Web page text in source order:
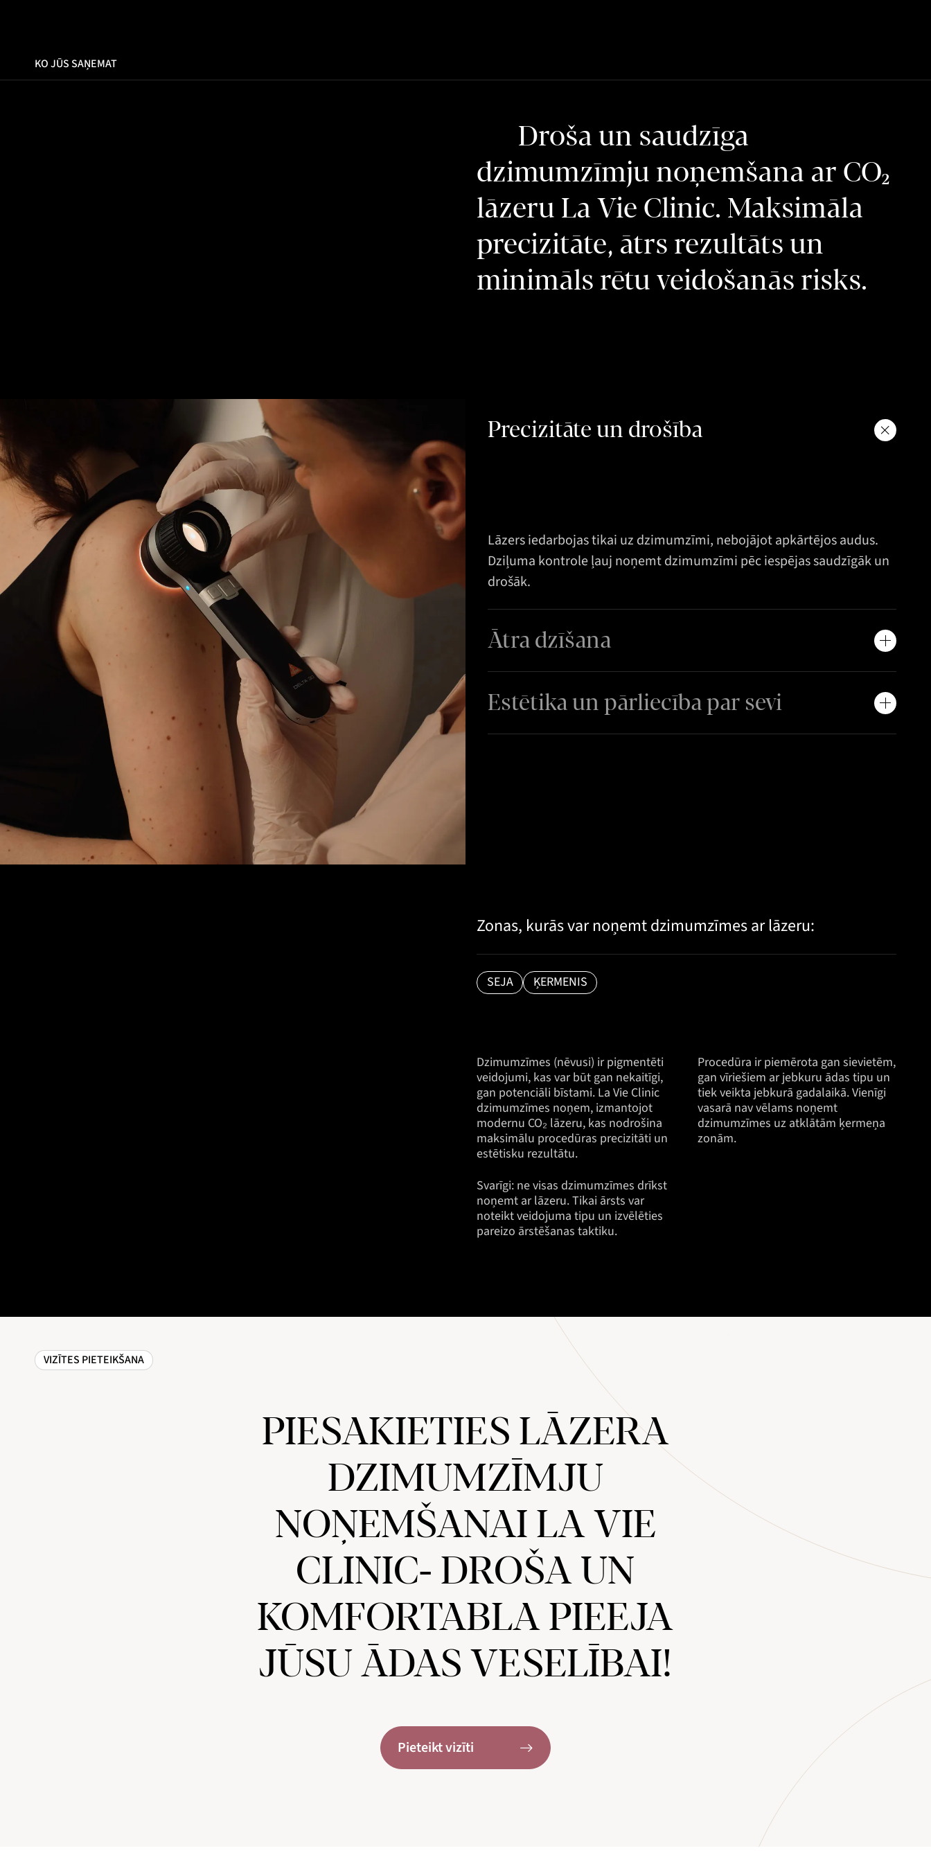
KO JŪS SAŅEMAT
Droša un saudzīga
dzimumzīmju noņemšana ar CO₂
lāzeru La Vie Clinic. Maksimāla
precizitāte, ātrs rezultāts un
minimāls rētu veidošanās risks.
Precizitāte un drošība
Lāzers iedarbojas tikai uz dzimumzīmi, nebojājot apkārtējos audus.
Dziļuma kontrole ļauj noņemt dzimumzīmi pēc iespējas saudzīgāk un
drošāk.
Ātra dzīšana
Estētika un pārliecība par sevi
Zonas, kurās var noņemt dzimumzīmes ar lāzeru:
SEJA ĶERMENIS
Dzimumzīmes (nēvusi) ir pigmentēti
veidojumi, kas var būt gan nekaitīgi,
gan potenciāli bīstami. La Vie Clinic
dzimumzīmes noņem, izmantojot
modernu CO₂ lāzeru, kas nodrošina
maksimālu procedūras precizitāti un
estētisku rezultātu.
Svarīgi: ne visas dzimumzīmes drīkst
noņemt ar lāzeru. Tikai ārsts var
noteikt veidojuma tipu un izvēlēties
pareizo ārstēšanas taktiku.
Procedūra ir piemērota gan sievietēm,
gan vīriešiem ar jebkuru ādas tipu un
tiek veikta jebkurā gadalaikā. Vienīgi
vasarā nav vēlams noņemt
dzimumzīmes uz atklātām ķermeņa
zonām.
VIZĪTES PIETEIKŠANA
PIESAKIETIES LĀZERA
DZIMUMZĪMJU
NOŅEMŠANAI LA VIE
CLINIC- DROŠA UN
KOMFORTABLA PIEEJA
JŪSU ĀDAS VESELĪBAI!
Pieteikt vizīti